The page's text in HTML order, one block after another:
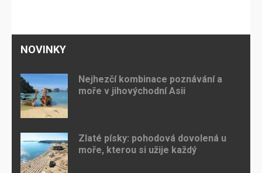
NOVINKY
Nejhezčí kombinace poznávání a
moře v jihovýchodní Asii
Zlaté písky: pohodová dovolená u
moře, kterou si užije každý